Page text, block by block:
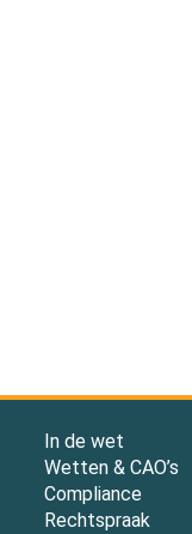
In de wet
Wetten & CAO’s
Compliance
Rechtspraak